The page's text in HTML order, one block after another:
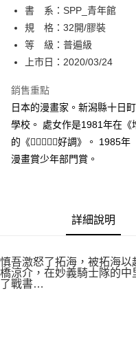
３．安心：先確認商品／服務後
【「AFTEE先享後付」結帳流程】
１．於結帳方式選擇「AFTEE先
結帳頁面，進行簡訊認證並確認
２．訂單成立數日內，您將收到
ATM／網路銀行／等多元方式進
※ 請注意：結帳手續完成當下不
購買商品的店家。未經商家同意
後付繳納相關費用。
※ 交易是否成功請以「AFTEE
是否繳費成功／繳費後需取消欲
易，需依本服務之必要範圍內
https://aftee.tw/terms/#terms3
３．未成年的使用者請事先徵得
「AFTEE先享後付」，若未經
任。
時審查核予不同之上限額度；
全家取貨付款
每筆NT$80，滿NT$500(含以
付款後全家取貨
每筆NT$80，滿NT$500(含以
付款後萊爾富取貨
每筆NT$80，滿NT$500(含以
付款後7-11取貨
宅配
書 系：SPP_青年館
規 格：32開/膠裝
等 級：普遍級
上市日：2020/03/24
銷售重點
日本的漫畫家。新潟縣十日
學校。 處女作是1981年在
的《好調》。 1985年
漫畫賞少年部門賞。
詳細說明
慎吾激怒了拓海，被拓海
橋涼介，在妙義騎士隊的
了戰書…